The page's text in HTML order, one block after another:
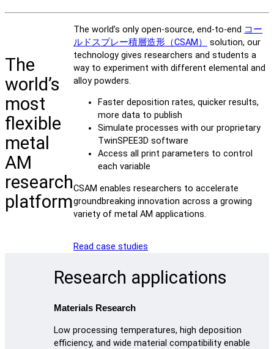
The
world’s
most
flexible
metal
AM
research
platform
The world’s only open-source, end-to-end コー
ルドスプレー積層造形（CSAM）
solution, our
technology gives researchers and students a
way to experiment with different elemental and
alloy powders.
Faster deposition rates, quicker results,
more data to publish
Simulate processes with our proprietary
TwinSPEE3D software
Access all print parameters to control
each variable
CSAM enables researchers to accelerate
groundbreaking innovation across a growing
variety of metal AM applications.
Read case studies
Research applications
Materials Research
Low processing temperatures, high deposition
efficiency, and wide material compatibility enable